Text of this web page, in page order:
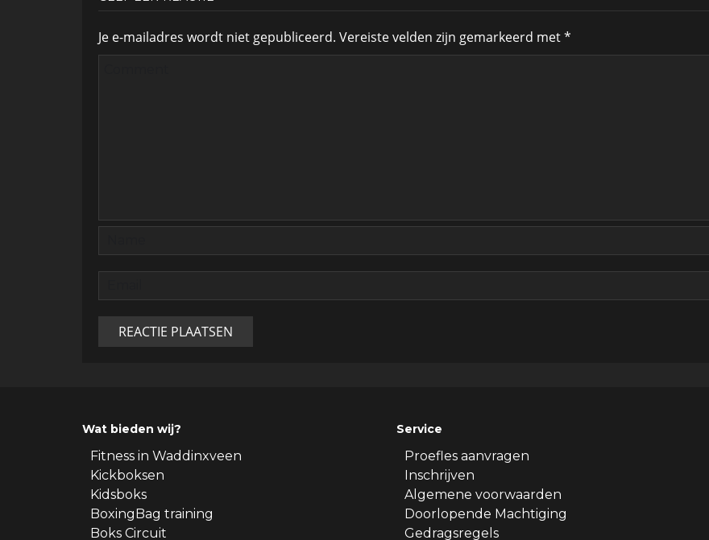
Je e-mailadres wordt niet gepubliceerd. Vereiste velden zijn gemarkeerd met*
Wat bieden wij?
Fitness in Waddinxveen
Kickboksen
Kidsboks
BoxingBag training
Boks Circuit
Service
Proefles aanvragen
Inschrijven
Algemene voorwaarden
Doorlopende Machtiging
Gedragsregels